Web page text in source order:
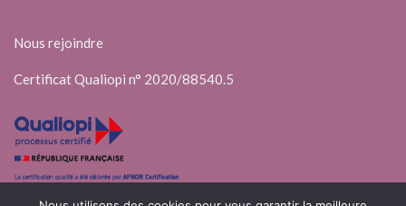
Nous rejoindre
Certificat Qualiopi n° 2020/88540.5